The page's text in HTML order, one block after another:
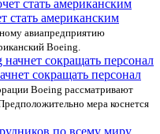
стать американским
авиапредприятию
Boeing.
сокращать персонал
Boeing рассматривают
мера коснется